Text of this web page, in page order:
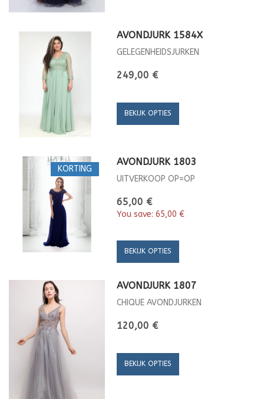
AVONDJURK 1584X
GELEGENHEIDSJURKEN
249,00 €
BEKIJK OPTIES
KORTING
AVONDJURK 1803
UITVERKOOP OP=OP
65,00 €
You save: 65,00 €
BEKIJK OPTIES
AVONDJURK 1807
CHIQUE AVONDJURKEN
120,00 €
BEKIJK OPTIES